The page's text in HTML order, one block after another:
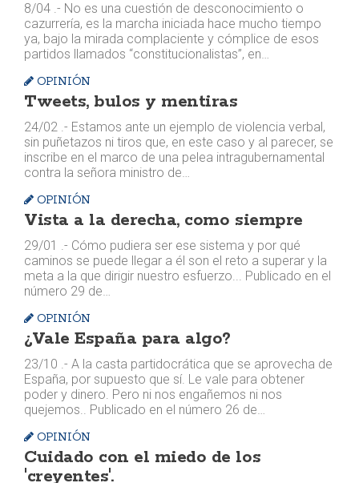
8/04 .- No es una cuestión de desconocimiento o
cazurrería, es la marcha iniciada hace mucho tiempo
ya, bajo la mirada complaciente y cómplice de esos
partidos llamados “constitucionalistas”, en…
OPINIÓN
Tweets, bulos y mentiras
24/02 .- Estamos ante un ejemplo de violencia verbal,
sin puñetazos ni tiros que, en este caso y al parecer, se
inscribe en el marco de una pelea intragubernamental
contra la señora ministro de…
OPINIÓN
Vista a la derecha, como siempre
29/01 .- Cómo pudiera ser ese sistema y por qué
caminos se puede llegar a él son el reto a superar y la
meta a la que dirigir nuestro esfuerzo... Publicado en el
número 29 de…
OPINIÓN
¿Vale España para algo?
23/10 .- A la casta partidocrática que se aprovecha de
España, por supuesto que sí. Le vale para obtener
poder y dinero. Pero ni nos engañemos ni nos
quejemos.. Publicado en el número 26 de…
OPINIÓN
Cuidado con el miedo de los
'creyentes'.